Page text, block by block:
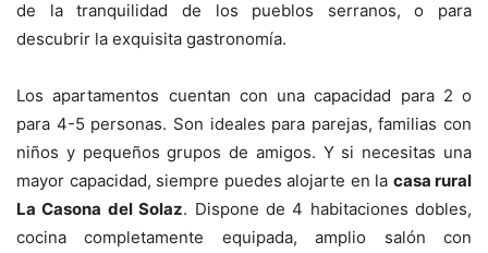
de la tranquilidad de los pueblos serranos, o para
descubrir la exquisita gastronomía.
Los apartamentos cuentan con una capacidad para 2 o
para 4-5 personas. Son ideales para parejas, familias con
niños y pequeños grupos de amigos. Y si necesitas una
mayor capacidad, siempre puedes alojarte en la casa rural
La Casona del Solaz. Dispone de 4 habitaciones dobles,
cocina completamente equipada, amplio salón con